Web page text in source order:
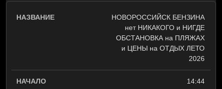
НОВОРОССИЙСК БЕНЗИНА
нет НИКАКОГО и НИГДЕ
ОБСТАНОВКА на ПЛЯЖАХ
и ЦЕНЫ на ОТДЫХ ЛЕТО
2026
14:44